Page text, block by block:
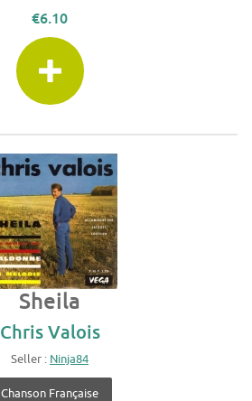
€6.10
Sheila
Chris Valois
Seller : Ninja84
Chanson Française